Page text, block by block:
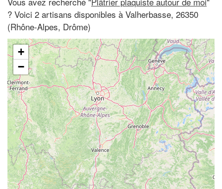
? Voici 2 artisans disponibles à Valherbasse, 26350
(Rhône-Alpes, Drôme)
+
−